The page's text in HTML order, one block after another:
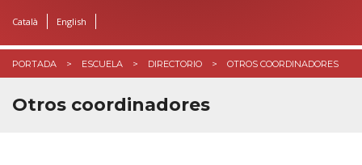
INFORMACIÓN ACADÉMICA
Català English
PORTADA ESCUELA DIRECTORIO OTROS COORDINADORES
Otros coordinadores